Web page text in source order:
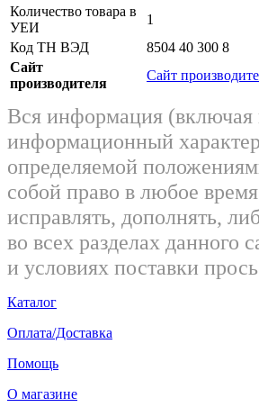
Количество товара в
УЕИ
1
Код ТН ВЭД
8504 40 300 8
Сайт
производителя
Сайт
Вся информация (включая
информационный
определяемой
собой право в любое
исправлять, дополнять,
во всех разделах
и условиях поставки
Каталог
Оплата/Доставка
Помощь
О магазине